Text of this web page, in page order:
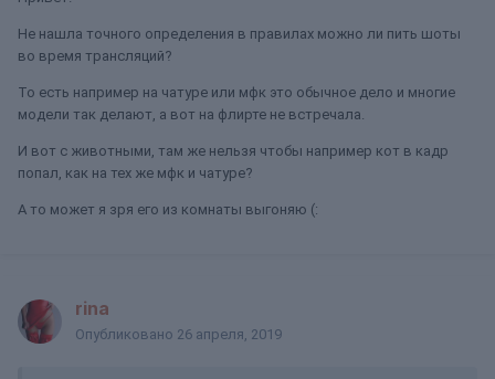
Не нашла точного определения в правилах можно ли пить шоты
во время трансляций?
То есть например на чатуре или мфк это обычное дело и многие
модели так делают, а вот на флирте не встречала.
И вот с животными, там же нельзя чтобы например кот в кадр
попал, как на тех же мфк и чатуре?
А то может я зря его из комнаты выгоняю (:
rina
Опубликовано 26 апреля, 2019